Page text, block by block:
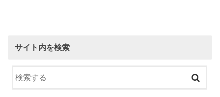
サイト内を検索